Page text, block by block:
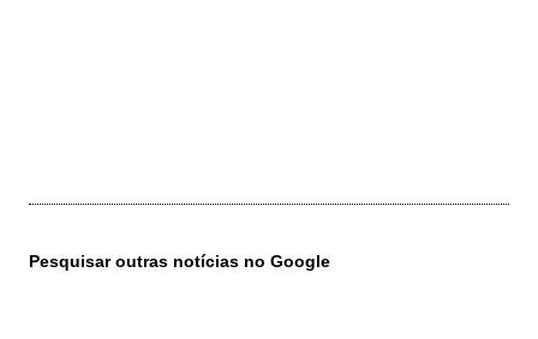
Pesquisar outras notícias no Google